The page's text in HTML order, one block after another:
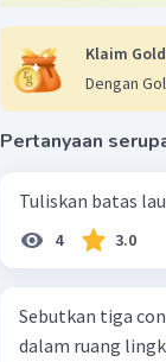
Beri
Dalam
Klaim
Dengan
Pertanyaan
Tuliskan batas
4 3.0
Sebutkan tiga
dalam ruang